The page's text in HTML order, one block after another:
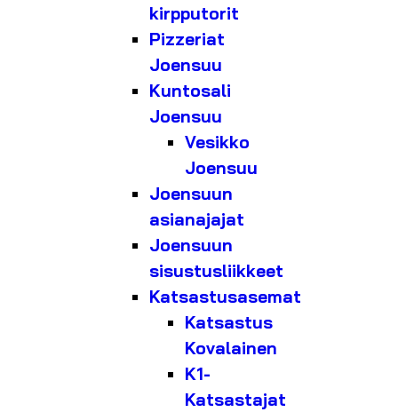
kirpputorit
Pizzeriat
Joensuu
Kuntosali
Joensuu
Vesikko
Joensuu
Joensuun
asianajajat
Joensuun
sisustusliikkeet
Katsastusasemat
Katsastus
Kovalainen
K1-
Katsastajat